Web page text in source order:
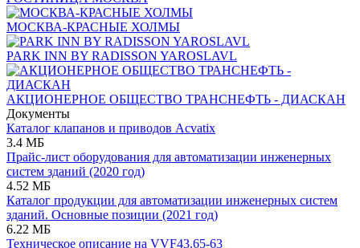
МОСКВА-КРАСНЫЕ ХОЛМЫ
PARK INN BY RADISSON YAROSLAVL
АКЦИОНЕРНОЕ ОБЩЕСТВО ТРАНСНЕФТЬ - ДИАСКАН
Документы
Каталог клапанов и приводов Acvatix
3.4 МБ
Прайс-лист оборудования для автоматизации инженерных
систем зданий (2020 год)
4.52 МБ
Каталог продукции для автоматизации инженерных систем
зданий. Основные позиции (2021 год)
6.22 МБ
Техническое описание на VVF43.65-63